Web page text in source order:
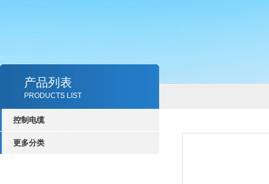
产品列表
PRODUCTS LIST
控制电缆
更多分类